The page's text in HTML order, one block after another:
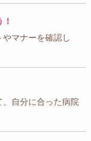
マナーを確認し
自分に合った病院